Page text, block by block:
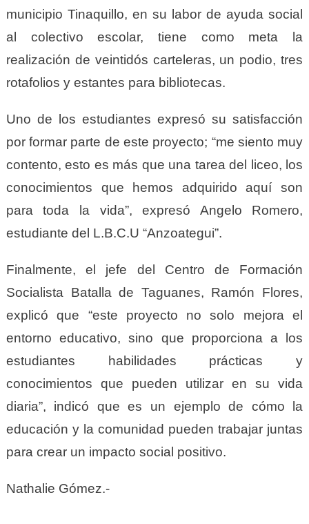
municipio Tinaquillo, en su labor de ayuda social
al colectivo escolar, tiene como meta la
realización de veintidós carteleras, un podio, tres
rotafolios y estantes para bibliotecas.
Uno de los estudiantes expresó su satisfacción
por formar parte de este proyecto; “me siento muy
contento, esto es más que una tarea del liceo, los
conocimientos que hemos adquirido aquí son
para toda la vida”, expresó Angelo Romero,
estudiante del L.B.C.U “Anzoategui”.
Finalmente, el jefe del Centro de Formación
Socialista Batalla de Taguanes, Ramón Flores,
explicó que “este proyecto no solo mejora el
entorno educativo, sino que proporciona a los
estudiantes habilidades prácticas y
conocimientos que pueden utilizar en su vida
diaria”, indicó que es un ejemplo de cómo la
educación y la comunidad pueden trabajar juntas
para crear un impacto social positivo.
Nathalie Gómez.-